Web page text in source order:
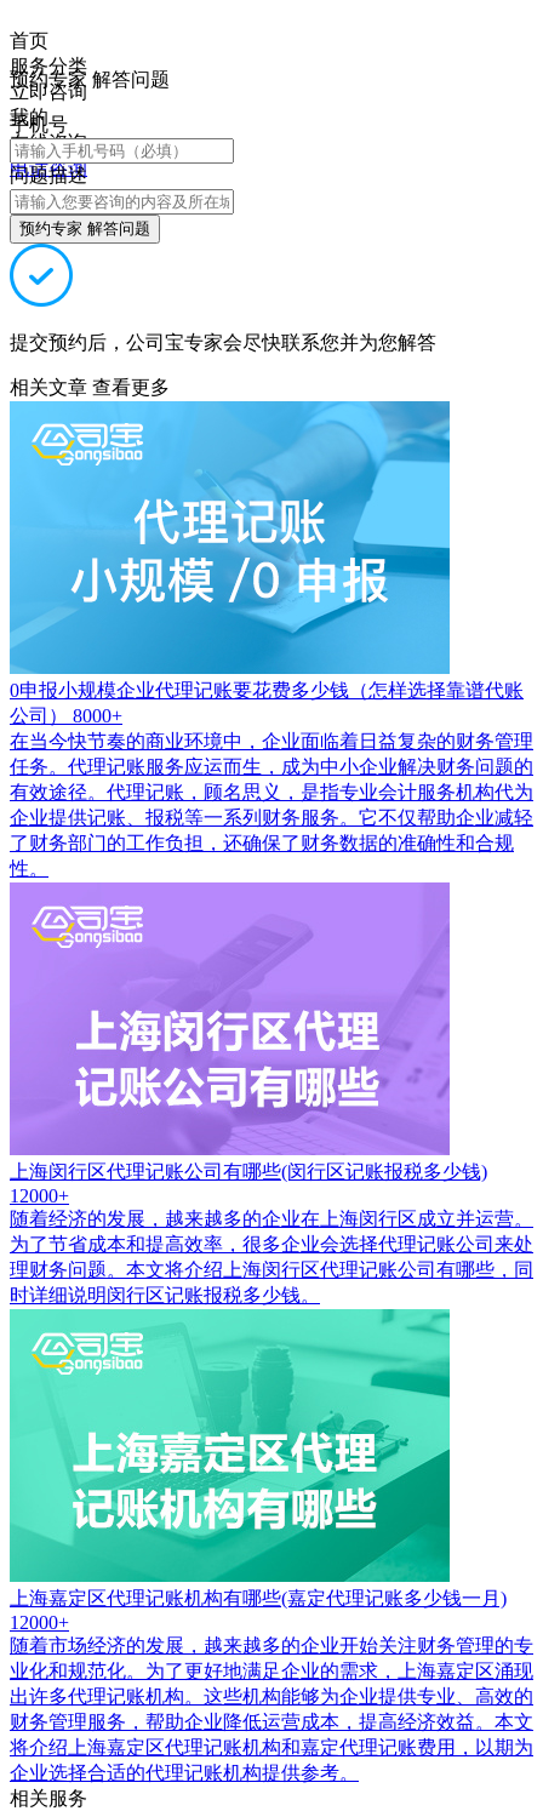
首页
服务分类
立即咨询
我的
在线咨询
电话咨询
预约专家 解答问题
手机号
问题描述
预约专家 解答问题
提交预约后，公司宝专家会尽快联系您并为您解答
相关文章 查看更多
0申报小规模企业代理记账要花费多少钱（怎样选择靠谱代账
公司）
8000+
在当今快节奏的商业环境中，企业面临着日益复杂的财务管理
任务。代理记账服务应运而生，成为中小企业解决财务问题的
有效途径。代理记账，顾名思义，是指专业会计服务机构代为
企业提供记账、报税等一系列财务服务。它不仅帮助企业减轻
了财务部门的工作负担，还确保了财务数据的准确性和合规
性。
上海闵行区代理记账公司有哪些(闵行区记账报税多少钱)
12000+
随着经济的发展，越来越多的企业在上海闵行区成立并运营。
为了节省成本和提高效率，很多企业会选择代理记账公司来处
理财务问题。本文将介绍上海闵行区代理记账公司有哪些，同
时详细说明闵行区记账报税多少钱。
上海嘉定区代理记账机构有哪些(嘉定代理记账多少钱一月)
12000+
随着市场经济的发展，越来越多的企业开始关注财务管理的专
业化和规范化。为了更好地满足企业的需求，上海嘉定区涌现
出许多代理记账机构。这些机构能够为企业提供专业、高效的
财务管理服务，帮助企业降低运营成本，提高经济效益。本文
将介绍上海嘉定区代理记账机构和嘉定代理记账费用，以期为
企业选择合适的代理记账机构提供参考。
相关服务